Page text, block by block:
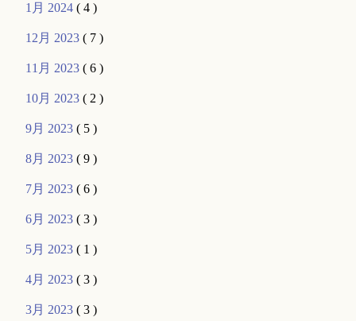
1月 2024( 4 )
12月 2023( 7 )
11月 2023( 6 )
10月 2023( 2 )
9月 2023( 5 )
8月 2023( 9 )
7月 2023( 6 )
6月 2023( 3 )
5月 2023( 1 )
4月 2023( 3 )
3月 2023( 3 )